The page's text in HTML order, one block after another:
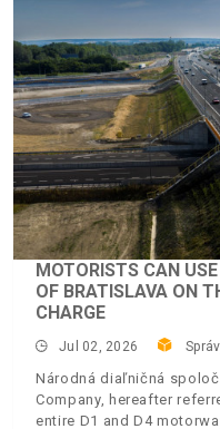
MOTORISTS CAN
OF BRATISLAVA ON
CHARGE
Jul 02, 2026
Národná diaľničná
Company, hereafter
entire D1 and D4